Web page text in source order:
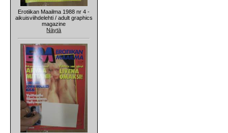
Erotiikan Maailma 1988 nr 4 -
aikuisviihdelehti / adult graphics
magazine
Näytä